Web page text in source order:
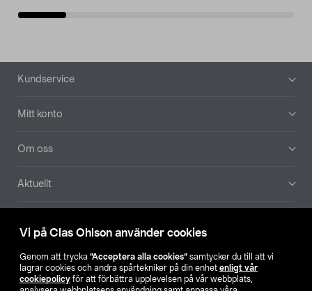
Vi på Clas Ohlson använder cookies
Genom att trycka ”Acceptera alla cookies” samtycker du till att vi
lagrar cookies och andra spårtekniker på din enhet enligt vår
cookiepolicy för att förbättra upplevelsen på vår webbplats,
Sidfot
Kundservice
Mitt konto
Om oss
Aktuellt
Hitta butik
SE NO FI